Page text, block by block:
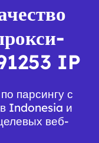
IP
парсингу с
Indonesia и
веб-